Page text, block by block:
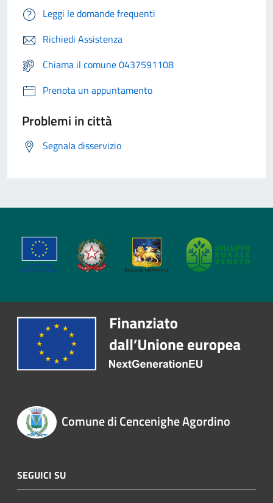
Leggi le domande frequenti
Richiedi Assistenza
Chiama il comune 0437591108
Prenota un appuntamento
Problemi in città
Segnala disservizio
Comune di Cencenighe Agordino
SEGUICI SU